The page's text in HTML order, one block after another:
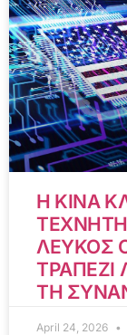
Η ΚΙΝΑ
ΛΕΥΚΟΣ
ΤΡΑΠΕΖΙ
ΤΗ
April 24, 2026